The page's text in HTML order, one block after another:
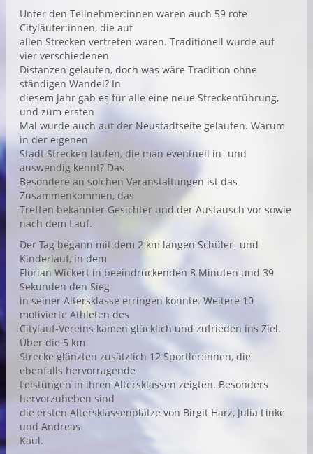
Unter den Teilnehmer:innen waren auch 59 rote
Cityläufer:innen, die auf
allen Strecken vertreten waren. Traditionell wurde auf
vier verschiedenen
Distanzen gelaufen, doch was wäre Tradition ohne
ständigen Wandel? In
diesem Jahr gab es für alle eine neue Streckenführung,
und zum ersten
Mal wurde auch auf der Neustadtseite gelaufen. Warum
in der eigenen
Stadt Strecken laufen, die man eventuell in- und
auswendig kennt? Das
Besondere an solchen Veranstaltungen ist das
Zusammenkommen, das
Treffen bekannter Gesichter und der Austausch vor sowie
nach dem Lauf.
Der Tag begann mit dem 2 km langen Schüler- und
Kinderlauf, in dem
Florian Wickert in beeindruckenden 8 Minuten und 39
Sekunden den Sieg
in seiner Altersklasse erringen konnte. Weitere 10
motivierte Athleten des
Citylauf-Vereins kamen glücklich und zufrieden ins Ziel.
Über die 5 km
Strecke glänzten zusätzlich 12 Sportler:innen, die
ebenfalls hervorragende
Leistungen in ihren Altersklassen zeigten. Besonders
hervorzuheben sind
die ersten Altersklassenplätze von Birgit Harz, Julia Linke
und Andreas
Kaul.